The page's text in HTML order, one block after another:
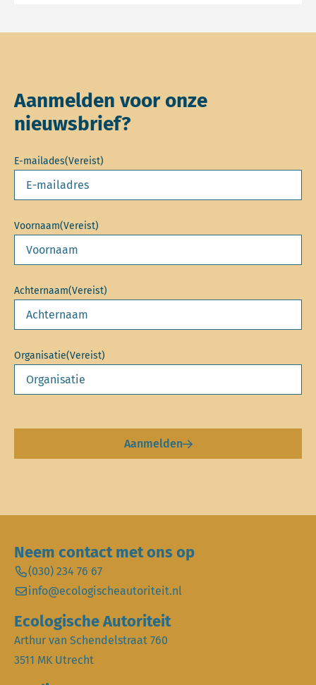
Aanmelden voor onze
nieuwsbrief?
E-mailades(Vereist)
Voornaam(Vereist)
Achternaam(Vereist)
Organisatie(Vereist)
Aanmelden
Neem contact met ons op
(030) 234 76 67
info@ecologischeautoriteit.nl
Ecologische Autoriteit
Arthur van Schendelstraat 760
3511 MK Utrecht